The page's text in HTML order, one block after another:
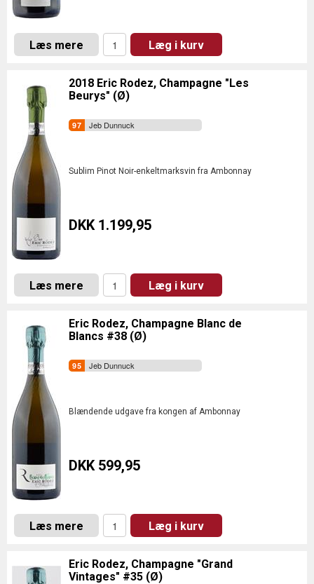
Læs mere Læg i kurv
2018 Eric Rodez, Champagne "Les
Beurys" (Ø)
Jeb Dunnuck
Sublim Pinot Noir-enkeltmarksvin fra Ambonnay
DKK 1.199,95
Læs mere Læg i kurv
Eric Rodez, Champagne Blanc de
Blancs #38 (Ø)
Jeb Dunnuck
Blændende udgave fra kongen af Ambonnay
DKK 599,95
Læs mere Læg i kurv
Eric Rodez, Champagne "Grand
Vintages" #35 (Ø)